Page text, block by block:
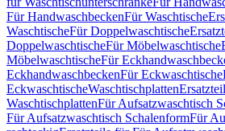
Für HandwaschbeckenFür Waschtische
WaschtischeFür Doppelwaschtische
DoppelwaschtischeFür Möbelwaschtische
MöbelwaschtischeFür
EckhandwaschbeckenFür Eckwaschtische
EckwaschtischeWaschtischplatten
WaschtischplattenFür Aufsatzwaschtisch
Für Aufsatzwaschtisch SchalenformFür